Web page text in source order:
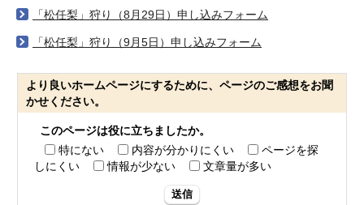
「松任梨」狩り（8月29日）申し込みフォーム
「松任梨」狩り（9月5日）申し込みフォーム
より良いホームページにするために、ページのご感想をお聞
かせください。
このページは役に立ちましたか。
特にない
内容が分かりにくい
ページを探
しにくい
情報が少ない 文章量が多い
送信